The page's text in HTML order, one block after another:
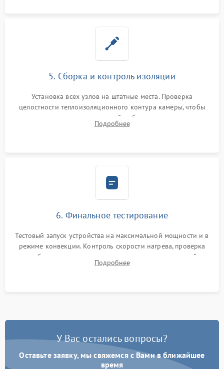
5. Сборка и контроль изоляции
Установка всех узлов на штатные места. Проверка
целостности теплоизоляционного контура камеры, чтобы
исключить перегрев кухонной мебели и потерю тепла.
Надежная фиксация клемм и сборка корпуса шкафа.
Подробнее
6. Финальное тестирование
Тестовый запуск устройства на максимальной мощности и в
режиме конвекции. Контроль скорости нагрева, проверка
срабатывания термостата при достижении заданной
температуры и тест на отсутствие утечек тока.
Подробнее
У Вас остались вопросы?
Оставьте заявку, мы свяжемся с Вами в ближайшее
время